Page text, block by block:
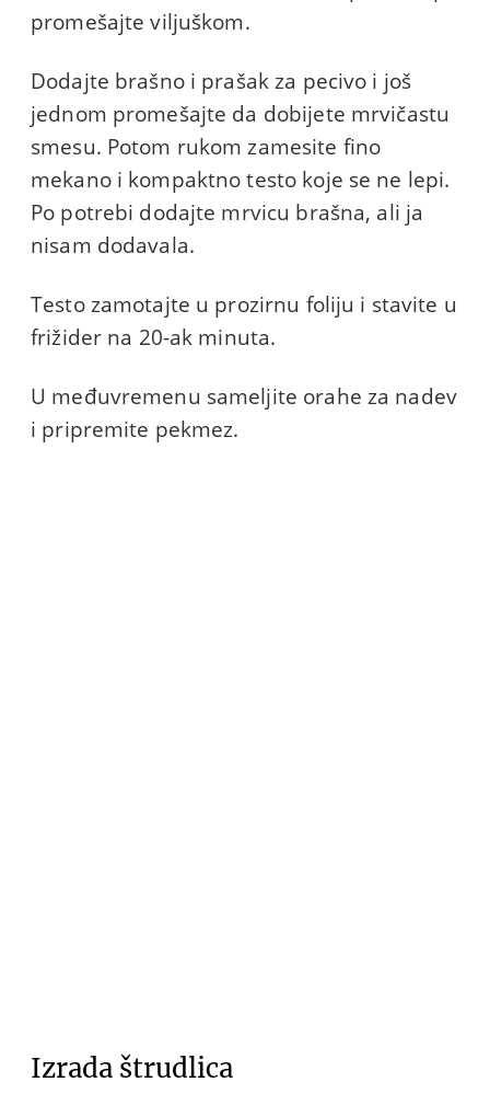
promešajte viljuškom.
Dodajte brašno i prašak za pecivo i još
jednom promešajte da dobijete mrvičastu
smesu. Potom rukom zamesite fino
mekano i kompaktno testo koje se ne lepi.
Po potrebi dodajte mrvicu brašna, ali ja
nisam dodavala.
Testo zamotajte u prozirnu foliju i stavite u
frižider na 20-ak minuta.
U međuvremenu sameljite orahe za nadev
i pripremite pekmez.
Izrada štrudlica